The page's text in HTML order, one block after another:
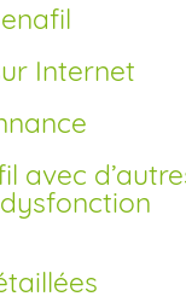
Internet